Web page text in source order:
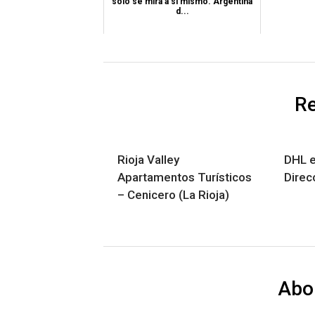
d...
Rioja Valley
Apartamentos Turísticos
– Cenicero (La Rioja)
DHL